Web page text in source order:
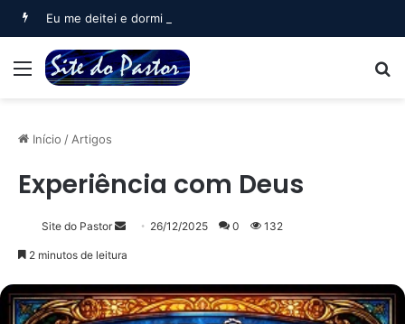
Eu me deitei e dormi (Salmo 3)
Menu
Início / Artigos
Experiência com Deus
Site do Pastor
Mande
mail
26/12/2025 0 132
2 minutos de leitura